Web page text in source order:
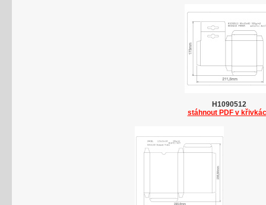
H1090512
stáhnout PDF v